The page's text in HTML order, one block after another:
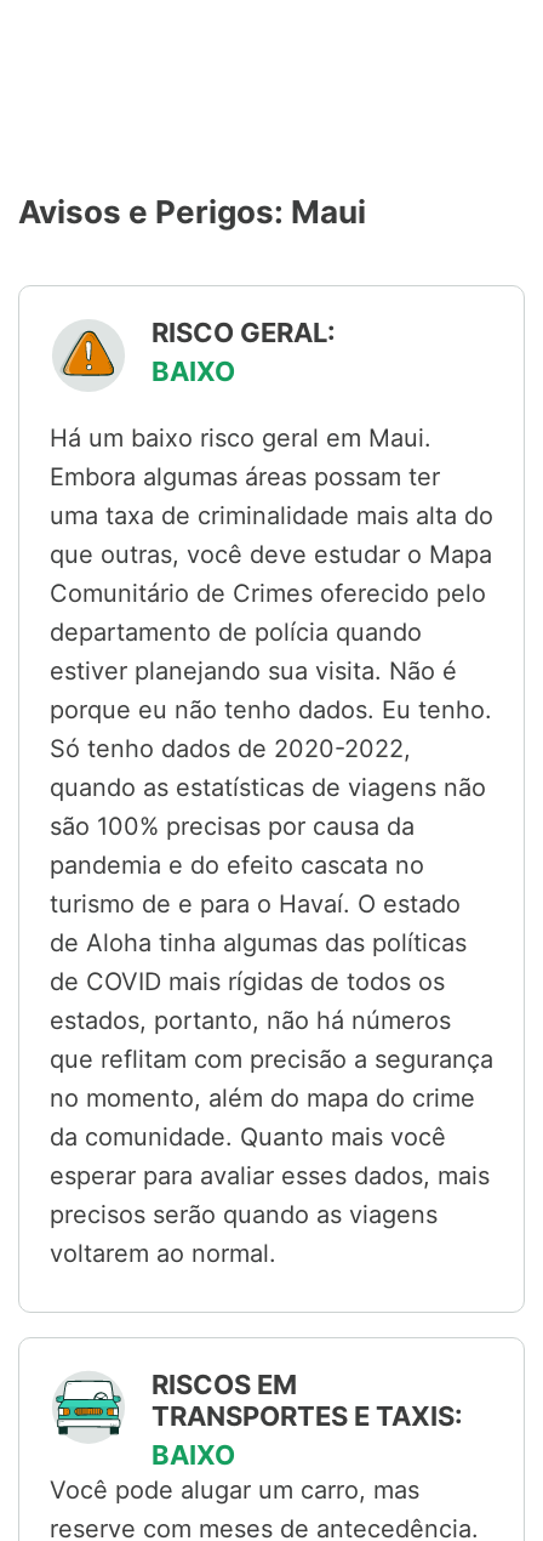
Avisos e Perigos: Maui
RISCO GERAL:
BAIXO
Há um baixo risco geral em Maui.
Embora algumas áreas possam ter
uma taxa de criminalidade mais alta do
que outras, você deve estudar o Mapa
Comunitário de Crimes oferecido pelo
departamento de polícia quando
estiver planejando sua visita. Não é
porque eu não tenho dados. Eu tenho.
Só tenho dados de 2020-2022,
quando as estatísticas de viagens não
são 100% precisas por causa da
pandemia e do efeito cascata no
turismo de e para o Havaí. O estado
de Aloha tinha algumas das políticas
de COVID mais rígidas de todos os
estados, portanto, não há números
que reflitam com precisão a segurança
no momento, além do mapa do crime
da comunidade. Quanto mais você
esperar para avaliar esses dados, mais
precisos serão quando as viagens
voltarem ao normal.
RISCOS EM
TRANSPORTES E TAXIS:
BAIXO
Você pode alugar um carro, mas
reserve com meses de antecedência.